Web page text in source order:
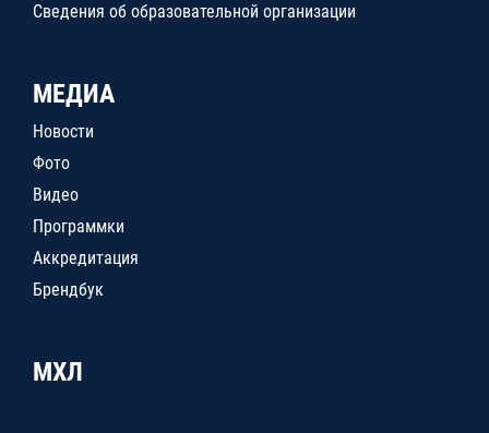
Сведения об образовательной организации
МЕДИА
Новости
Фото
Видео
Программки
Аккредитация
Брендбук
МХЛ